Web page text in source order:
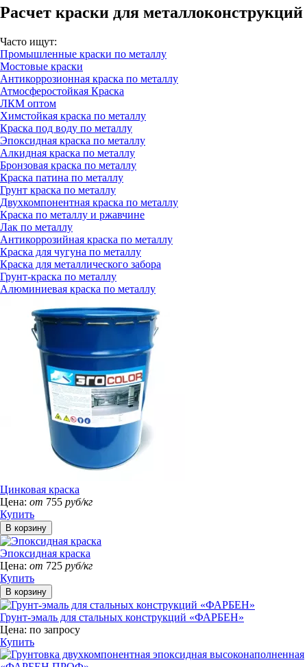
Расчет краски для металлоконструкций
Часто ищут:
Промышленные краски по металлу
Мостовые краски
Антикоррозионная краска по металлу
Атмосферостойкая Краска
ЛКМ оптом
Химстойкая краска по металлу
Краска под воду по металлу
Эпоксидная краска по металлу
Алкидная краска по металлу
Бронзовая краска по металлу
Краска патина по металлу
Грунт краска по металлу
Двухкомпонентная краска по металлу
Краска по металлу и ржавчине
Лак по металлу
Антикоррозийная краска по металлу
Краска для чугуна по металлу
Краска для металлического забора
Грунт-краска по металлу
Алюминиевая краска по металлу
Цинковая краска
Цена: от 755 руб/кг
Купить
Эпоксидная краска
Цена: от 725 руб/кг
Купить
Грунт-эмаль для стальных конструкций «ФАРБЕН»
Цена: по запросу
Купить